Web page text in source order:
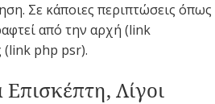
Σε κάποιες περιπτώσεις όπως
από την αρχή (link
(link php psr).
Λίγοι